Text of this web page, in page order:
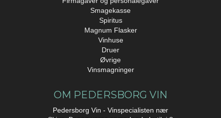
Smagekasse
Spiritus
Magnum Flasker
Vinhuse
Druer
Øvrige
Vinsmagninger
OM PEDERSBORG VIN
Pedersborg Vin - Vinspecialisten nær